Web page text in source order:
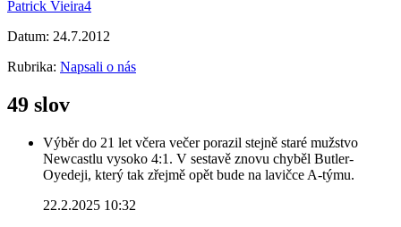
Patrick Vieira4
Datum: 24.7.2012
Rubrika: Napsali o nás
49 slov
Výběr do 21 let včera večer porazil stejně staré mužstvo
Newcastlu vysoko 4:1. V sestavě znovu chyběl Butler-
Oyedeji, který tak zřejmě opět bude na lavičce A-týmu.
22.2.2025 10:32